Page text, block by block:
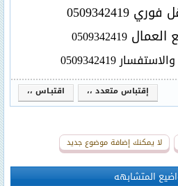
العمال0509342419
0509342419
اقتبـاس ،، إقتباس متعدد ،،
لا يمكنك إضافة موضوع جديد
المتشابهه